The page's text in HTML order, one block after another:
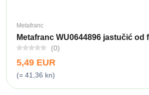
Metafranc
Metafranc WU0644896 jastučić od
(0)
5,49 EUR
(= 41,36 kn)